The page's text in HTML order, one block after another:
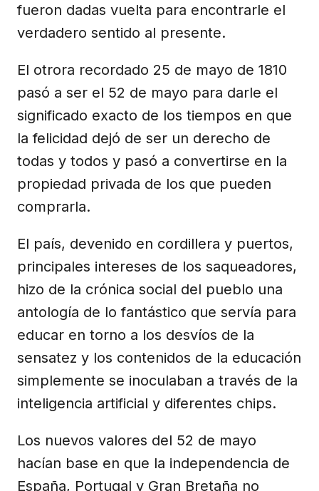
fueron dadas vuelta para encontrarle el
verdadero sentido al presente.
El otrora recordado 25 de mayo de 1810
pasó a ser el 52 de mayo para darle el
significado exacto de los tiempos en que
la felicidad dejó de ser un derecho de
todas y todos y pasó a convertirse en la
propiedad privada de los que pueden
comprarla.
El país, devenido en cordillera y puertos,
principales intereses de los saqueadores,
hizo de la crónica social del pueblo una
antología de lo fantástico que servía para
educar en torno a los desvíos de la
sensatez y los contenidos de la educación
simplemente se inoculaban a través de la
inteligencia artificial y diferentes chips.
Los nuevos valores del 52 de mayo
hacían base en que la independencia de
España, Portugal y Gran Bretaña no